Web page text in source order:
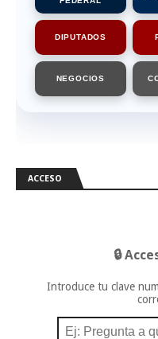
DIPUTADOS
NEGOCIOS
ACCESO
🔒
Introduce tu clave